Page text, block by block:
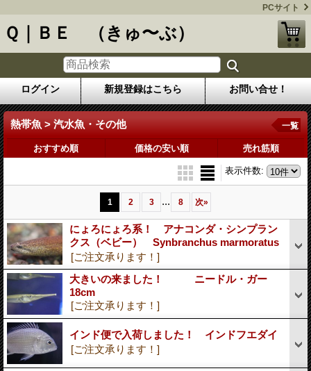
PCサイト
Ｑ｜ＢＥ （きゅ〜ぶ）
ログイン 新規登録はこちら お問い合せ！
熱帯魚 > 汽水魚・その他 一覧
おすすめ順 価格の安い順 売れ筋順
表示件数:
1 2 3 ... 8 次»
にょろにょろ系！ アナコンダ・シンプラン
クス（ベビー） Synbranchus marmoratus
[ご注文承ります！]
大きいの来ました！ ニードル・ガー
18cm
[ご注文承ります！]
インド便で入荷しました！ インドフエダイ
[ご注文承ります！]